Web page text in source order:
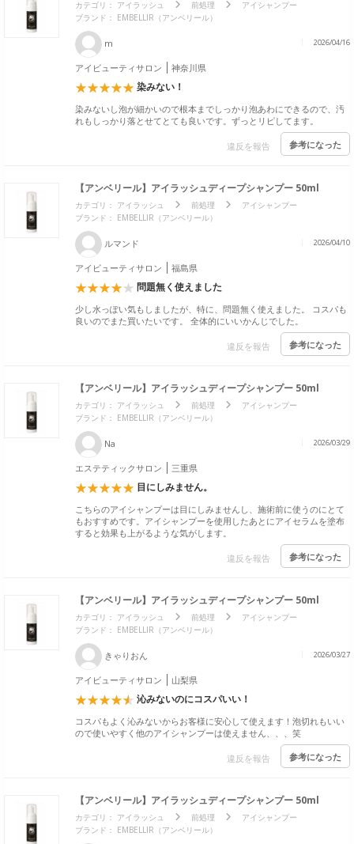
カテゴリ： アイラッシュ 前処理
アイシャンプー
ブランド： EMBELLIR（アンベリール）
m 2026/04/16
アイビューティサロン 神奈川県
染みない！
染みないし泡が細かいので根本までしっかり泡あわにできるので、汚
れもしっかり落とせてとても良いです。ずっとリピしてます。
違反を報告 参考になった
【アンベリール】アイラッシュディープシャンプー 50ml
カテゴリ： アイラッシュ 前処理
アイシャンプー
ブランド： EMBELLIR（アンベリール）
ルマンド 2026/04/10
アイビューティサロン 福島県
問題無く使えました
少し水っぽい気もしましたが、特に、問題無く使えました。 コスパも
良いのでまた買いたいです。 全体的にいいかんじでした。
違反を報告 参考になった
【アンベリール】アイラッシュディープシャンプー 50ml
カテゴリ： アイラッシュ 前処理
アイシャンプー
ブランド： EMBELLIR（アンベリール）
Na 2026/03/29
エステティックサロン 三重県
目にしみません。
こちらのアイシャンプーは目にしみませんし、施術前に使うのにとて
もおすすめです。アイシャンプーを使用したあとにアイセラムを塗布
すると効果も上がるような気がします。
違反を報告 参考になった
【アンベリール】アイラッシュディープシャンプー 50ml
カテゴリ： アイラッシュ 前処理
アイシャンプー
ブランド： EMBELLIR（アンベリール）
きゃりおん 2026/03/27
アイビューティサロン 山梨県
沁みないのにコスパいい！
コスパもよく沁みないからお客様に安心して使えます！泡切れもいい
ので使いやすく他のアイシャンプーは使えません、、、笑
違反を報告 参考になった
【アンベリール】アイラッシュディープシャンプー 50ml
カテゴリ： アイラッシュ 前処理
アイシャンプー
ブランド： EMBELLIR（アンベリール）